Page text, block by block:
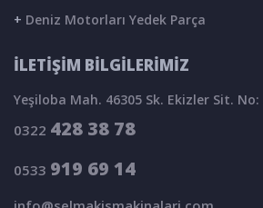
+ Deniz Motorları Yedek Parça
İLETİŞİM BİLGİLERİMİZ
Yeşiloba Mah. 46305 Sk. Ekizler Sit.
0322 428 38 78
0533 919 69 14